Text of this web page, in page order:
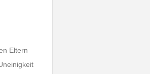
Eltern